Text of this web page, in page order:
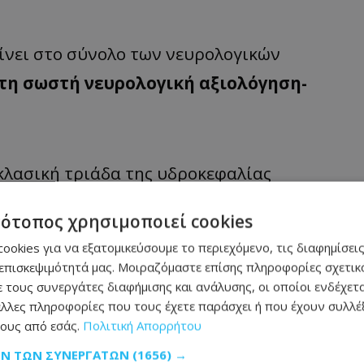
στο σύνολο των νευρολογικών
σωστή νευρολογική αξιολόγηση-
τριάδα της υδροκεφαλίας
ούρησης) και στην ηλικία του
αποφρακτικού υδροκεφάλου
σημείων και συμπτωμάτων από
χρησιμοποιεί cookies
για να εξατομικεύσουμε το περιεχόμενο, τις
μας. Μοιραζόμαστε επίσης πληροφορίες
συνεργάτες διαφήμισης και ανάλυσης, οι οποίοι
πληροφορίες που τους έχετε παράσχει ή που έχουν
από εσάς. Πολιτική Απορρήτου
ΤΩΝ ΣΥΝΕΡΓΑΤΏΝ (1656) →